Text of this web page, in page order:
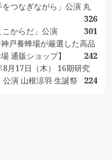
つなぎながら」公演 丸
326
からだ」公演
301
戸養蜂場が厳選した高品
通販ショップ】
242
8月17日（木） 16期研究
演 山根涼羽 生誕祭
224